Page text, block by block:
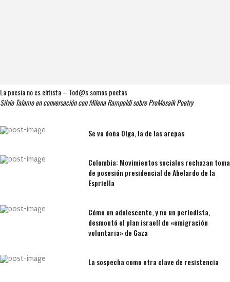
La poesía no es elitista – Tod@s somos poetas
Silvio Talamo en conversación con Milena Rampoldi sobre ProMosaik Poetry
Se va doña Olga, la de las arepas
Colombia: Movimientos sociales rechazan toma
de posesión presidencial de Abelardo de la
Espriella
Cómo un adolescente, y no un periodista,
desmontó el plan israelí de «emigración
voluntaria» de Gaza
La sospecha como otra clave de resistencia